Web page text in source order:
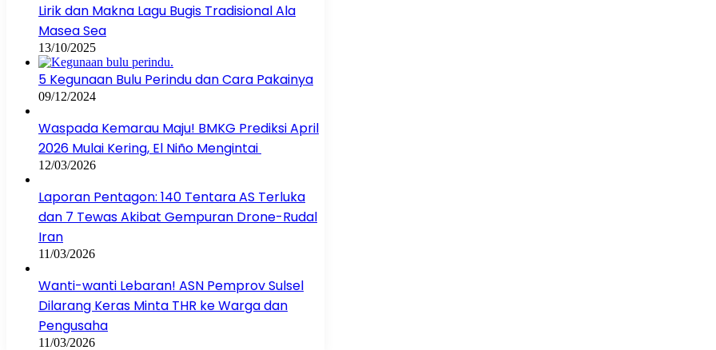
Lirik dan Makna Lagu Bugis Tradisional Ala
Masea Sea
13/10/2025
5 Kegunaan Bulu Perindu dan Cara Pakainya
09/12/2024
Waspada Kemarau Maju! BMKG Prediksi April
2026 Mulai Kering, El Niño Mengintai
12/03/2026
Laporan Pentagon: 140 Tentara AS Terluka
dan 7 Tewas Akibat Gempuran Drone-Rudal
Iran
11/03/2026
Wanti-wanti Lebaran! ASN Pemprov Sulsel
Dilarang Keras Minta THR ke Warga dan
Pengusaha
11/03/2026